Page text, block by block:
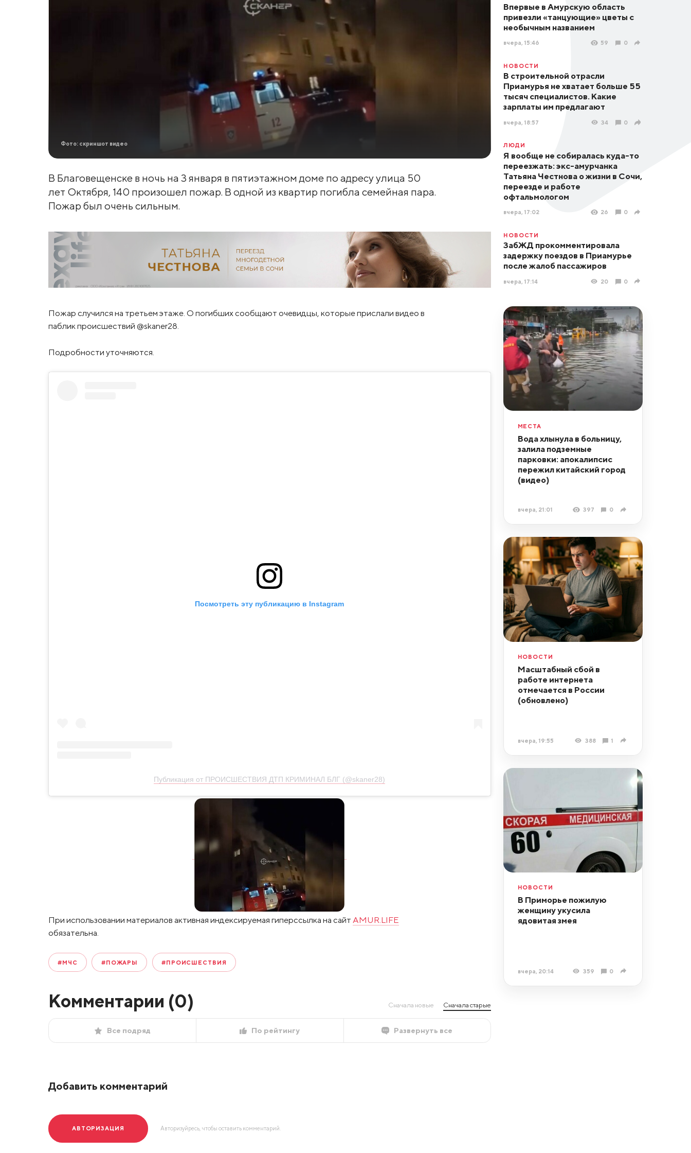
Фото: скриншот видео
В Благовещенске в ночь на 3 января в пятиэтажном доме по адресу улица 50
лет Октября, 140 произошел пожар. В одной из квартир погибла семейная пара.
Пожар был очень сильным.
Пожар случился на третьем этаже. О погибших сообщают очевидцы, которые прислали видео в
паблик происшествий @skaner28.
Подробности уточняются.
Посмотреть эту публикацию в Instagram
Публикация от ПРОИСШЕСТВИЯ ДТП КРИМИНАЛ БЛГ (@skaner28)
При использовании материалов активная индексируемая гиперссылка на сайт AMUR.LIFE
обязательна.
#МЧС #ПОЖАРЫ #ПРОИСШЕСТВИЯ
Комментарии (0) Сначала новые Сначала старые
Все подряд По рейтингу Развернуть все
Добавить комментарий
АВТОРИЗАЦИЯ Авторизуйресь, чтобы оставить комментарий.
Впервые в Амурскую область
привезли «танцующие» цветы с
необычным названием
вчера, 15:46 59 0
НОВОСТИ
В строительной отрасли
Приамурья не хватает больше 55
тысяч специалистов. Какие
зарплаты им предлагают
вчера, 18:57 34 0
ЛЮДИ
Я вообще не собиралась куда-то
переезжать: экс-амурчанка
Татьяна Честнова о жизни в Сочи,
переезде и работе
офтальмологом
вчера, 17:02 26 0
НОВОСТИ
ЗабЖД прокомментировала
задержку поездов в Приамурье
после жалоб пассажиров
вчера, 17:14 20 0
МЕСТА
Вода хлынула в больницу,
залила подземные
парковки: апокалипсис
пережил китайский город
(видео)
вчера, 21:01 397 0
НОВОСТИ
Масштабный сбой в
работе интернета
отмечается в России
(обновлено)
вчера, 19:55 388 1
НОВОСТИ
В Приморье пожилую
женщину укусила
ядовитая змея
вчера, 20:14 359 0